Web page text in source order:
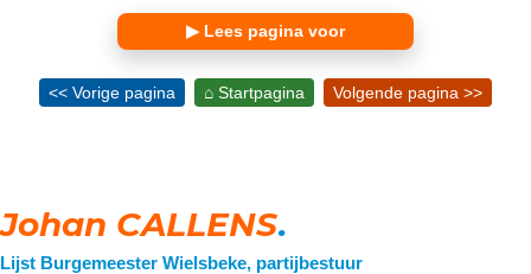
▶ Lees pagina voor
<< Vorige pagina ⌂ Startpagina Volgende pagina >>
Johan CALLENS.
Lijst Burgemeester Wielsbeke, partijbestuur